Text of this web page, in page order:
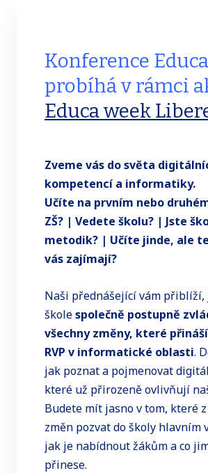
Konference
probíhá v rámci
Educa week
Zveme vás do světa
kompetencí a informatiky.
Učíte na prvním nebo
ZŠ? | Vedete školu? | Jste
metodik? | Učíte jinde, ale
vás zajímají?
Naši přednášející vám přiblíží,
školespolečně postupně
všechny změny, které
RVP v informatické oblasti.
jak poznat a pojmenovat
které už přirozeně ovlivňují
Budete mít jasno v tom, které
změn pozvat do školy hlavním
jak je nabídnout žákům a co
přinese.